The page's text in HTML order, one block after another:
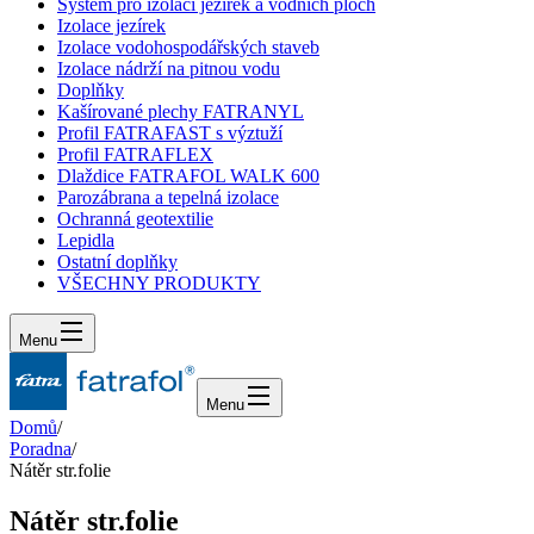
Systém pro izolaci jezírek a vodních ploch
Izolace jezírek
Izolace vodohospodářských staveb
Izolace nádrží na pitnou vodu
Doplňky
Kašírované plechy FATRANYL
Profil FATRAFAST s výztuží
Profil FATRAFLEX
Dlaždice FATRAFOL WALK 600
Parozábrana a tepelná izolace
Ochranná geotextilie
Lepidla
Ostatní doplňky
VŠECHNY PRODUKTY
Menu
Menu
Domů/
Poradna/
Nátěr str.folie
Nátěr str.folie